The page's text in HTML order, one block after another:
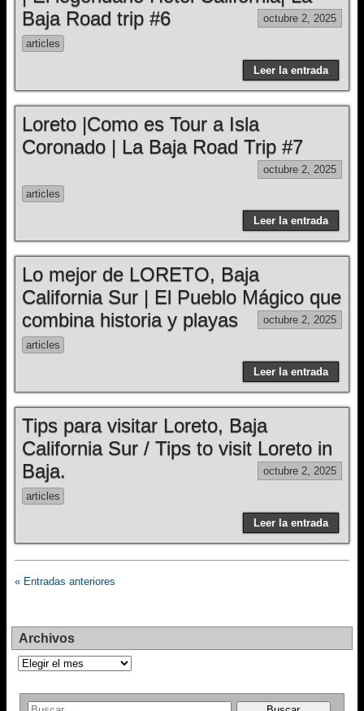
Baja Road trip #6
octubre 2, 2025
articles
Leer la entrada
Loreto |Como es Tour a Isla
Coronado | La Baja Road Trip #7
octubre 2, 2025
articles
Leer la entrada
Lo mejor de LORETO, Baja
California Sur | El Pueblo Mágico que
combina historia y playas
octubre 2, 2025
articles
Leer la entrada
Tips para visitar Loreto, Baja
California Sur / Tips to visit Loreto in
Baja.
octubre 2, 2025
articles
Leer la entrada
« Entradas anteriores
Archivos
Archivos